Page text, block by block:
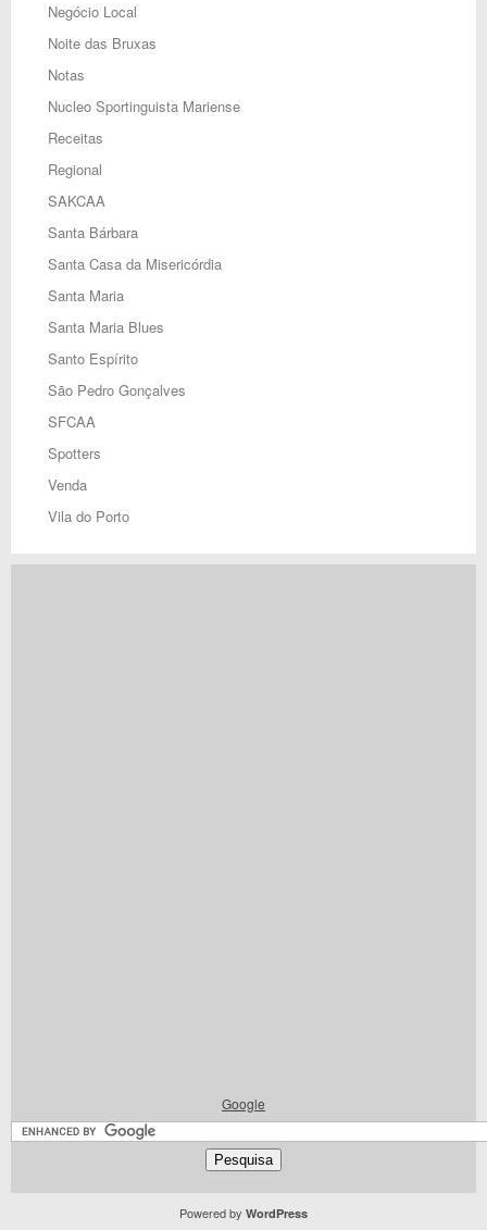
Negócio Local
Noite das Bruxas
Notas
Nucleo Sportinguista Mariense
Receitas
Regional
SAKCAA
Santa Bárbara
Santa Casa da Misericórdia
Santa Maria
Santa Maria Blues
Santo Espírito
São Pedro Gonçalves
SFCAA
Spotters
Venda
Vila do Porto
Google
Powered by WordPress